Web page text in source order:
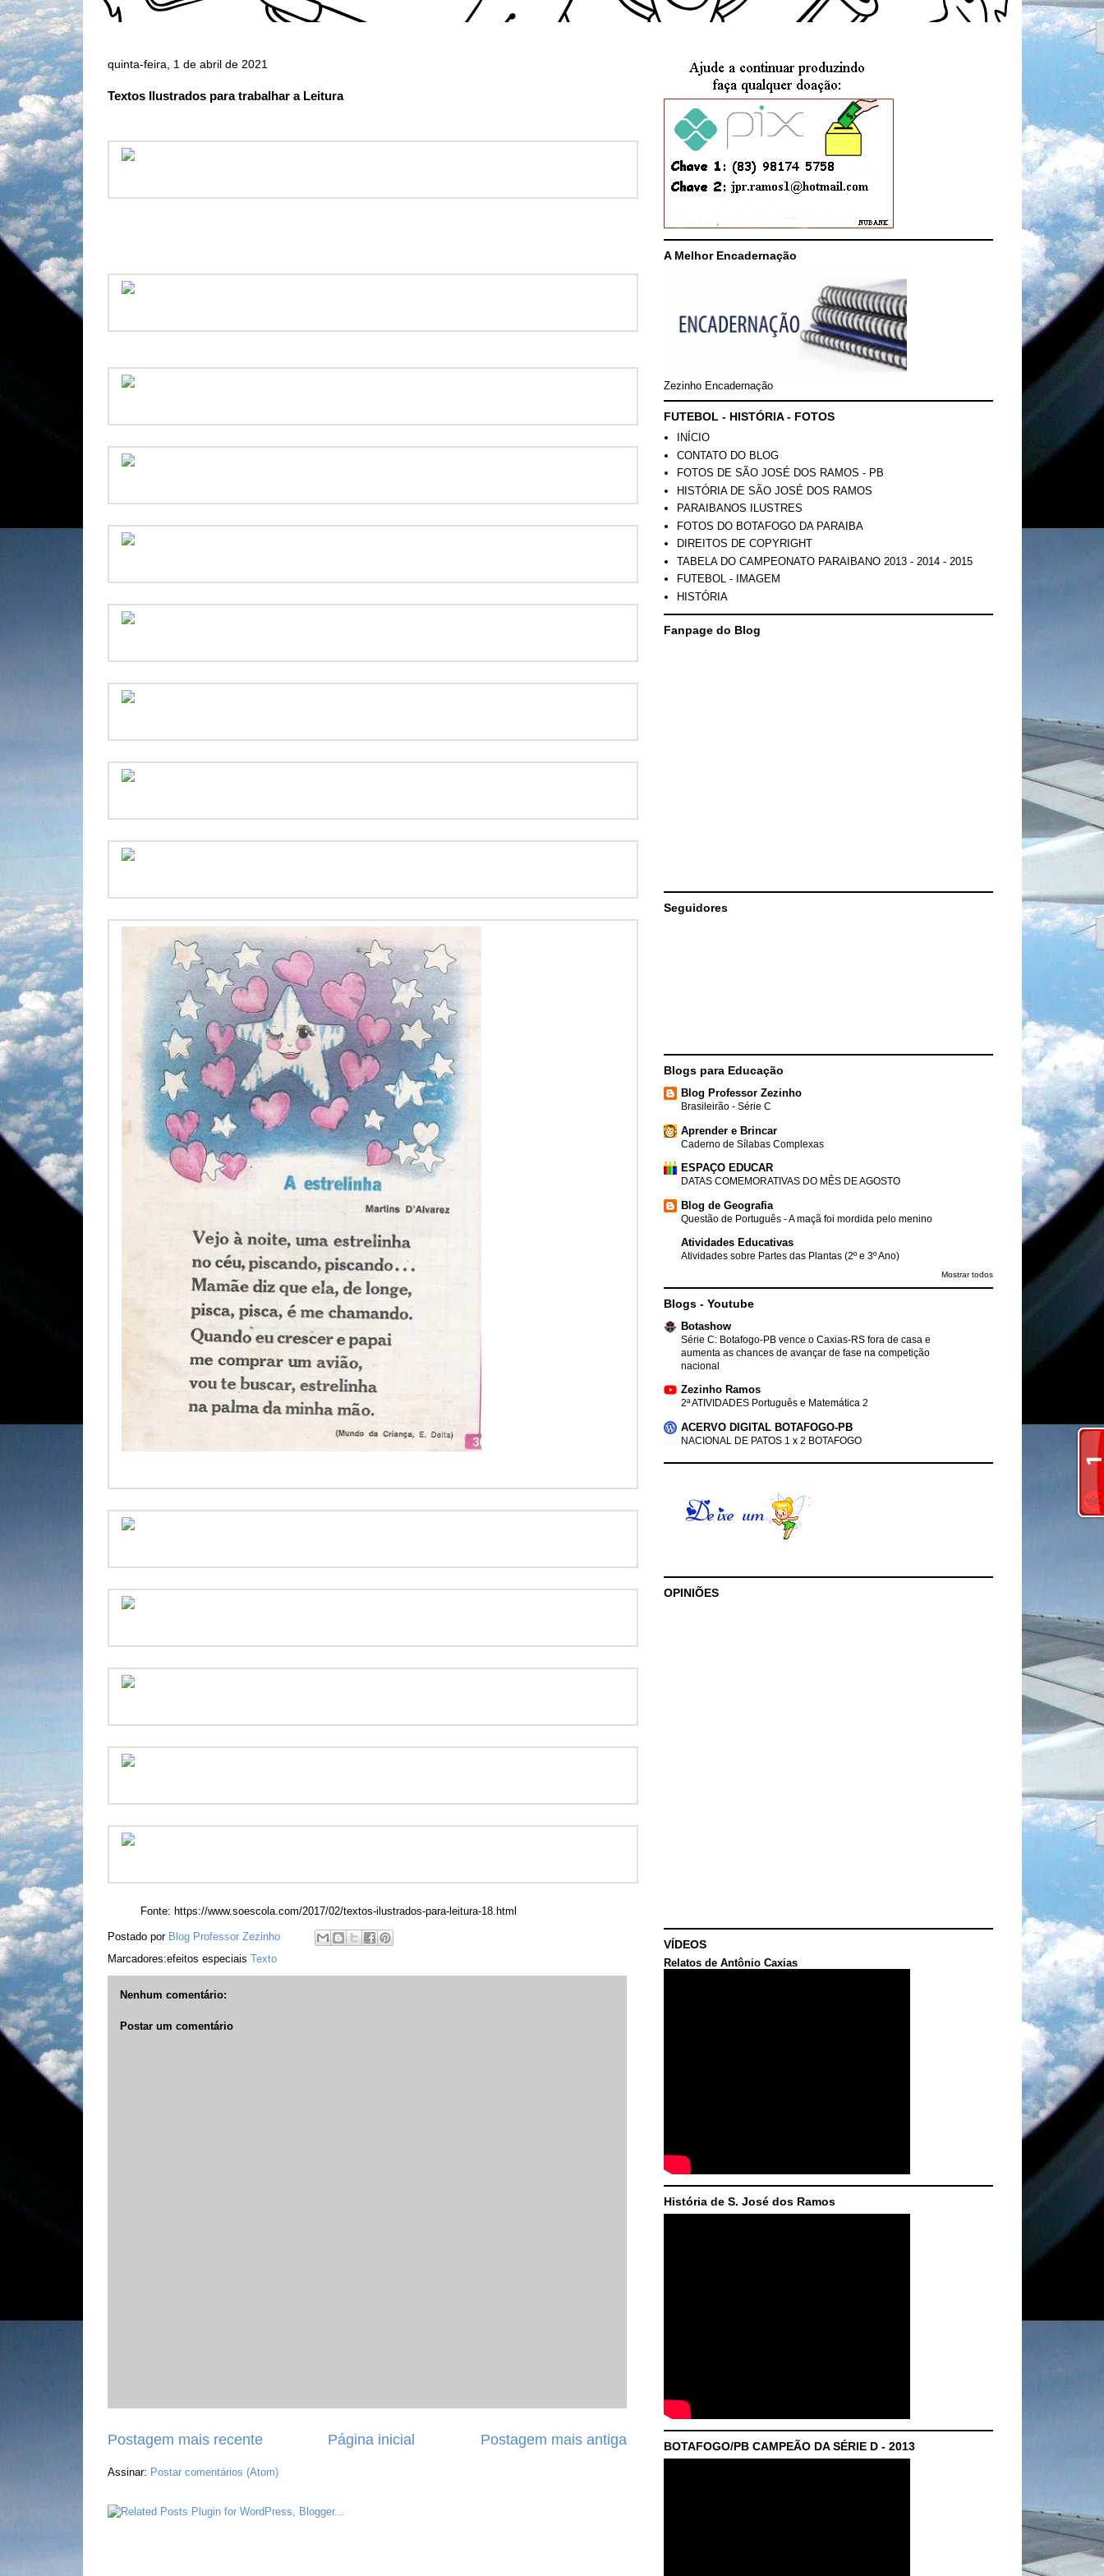
quinta-feira, 1 de abril de 2021
Textos Ilustrados para trabalhar a Leitura
Fonte: https://www.soescola.com/2017/02/textos-ilustrados-para-leitura-18.html
Postado por Blog Professor Zezinho
Marcadores:efeitos especiais Texto
Nenhum comentário:
Postar um comentário
Postagem mais recente Postagem mais antiga
Página inicial
Assinar: Postar comentários (Atom)
A Melhor Encadernação
Zezinho Encadernação
FUTEBOL - HISTÓRIA - FOTOS
INÍCIO
CONTATO DO BLOG
FOTOS DE SÃO JOSÉ DOS RAMOS - PB
HISTÓRIA DE SÃO JOSÉ DOS RAMOS
PARAIBANOS ILUSTRES
FOTOS DO BOTAFOGO DA PARAIBA
DIREITOS DE COPYRIGHT
TABELA DO CAMPEONATO PARAIBANO 2013 - 2014 - 2015
FUTEBOL - IMAGEM
HISTÓRIA
Fanpage do Blog
Seguidores
Blogs para Educação
Blog Professor Zezinho
Brasileirão - Série C
Aprender e Brincar
Caderno de Sílabas Complexas
ESPAÇO EDUCAR
DATAS COMEMORATIVAS DO MÊS DE AGOSTO
Blog de Geografia
Questão de Português - A maçã foi mordida pelo menino
Atividades Educativas
Atividades sobre Partes das Plantas (2º e 3º Ano)
Mostrar todos
Blogs - Youtube
Botashow
Série C: Botafogo-PB vence o Caxias-RS fora de casa e
aumenta as chances de avançar de fase na competição
nacional
Zezinho Ramos
2ª ATIVIDADES Português e Matemática 2
ACERVO DIGITAL BOTAFOGO-PB
NACIONAL DE PATOS 1 x 2 BOTAFOGO
OPINIÕES
VÍDEOS
Relatos de Antônio Caxias
História de S. José dos Ramos
BOTAFOGO/PB CAMPEÃO DA SÉRIE D - 2013